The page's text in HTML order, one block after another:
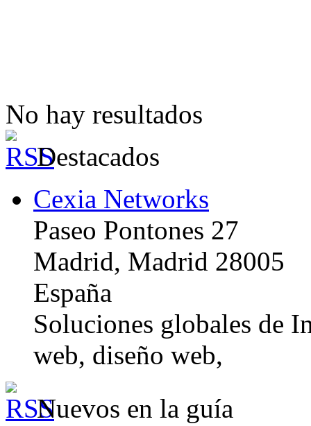
No hay resultados
Destacados
Cexia Networks
Paseo Pontones 27
Madrid, Madrid 28005
España
Soluciones globales de
web, diseño web,
Nuevos en la guía